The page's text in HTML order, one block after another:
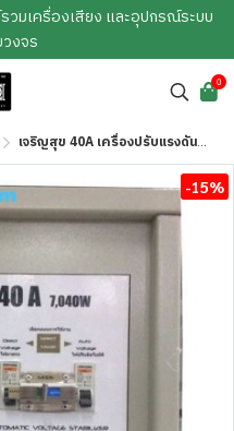
วมเครื่องเสียง และอุปกรณ์ระบบ
งจร
0
เจริญสุข 40A เครื่องปรับแรงดันไฟฟ้า ฝีมือคนไทย เครื่องรักษาแรงดันไฟฟ้าอัตโนมัติ แข็งแรงทนทาน
-15%